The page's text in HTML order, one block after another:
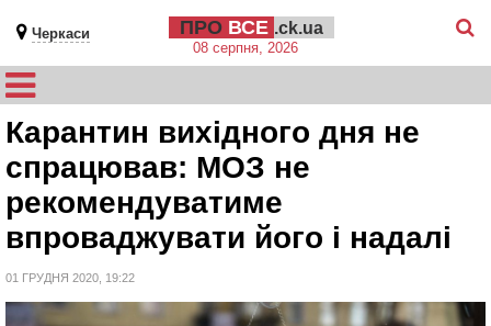
Черкаси ПРО ВСЕ .ck.ua
08 серпня, 2026
Карантин вихідного дня не
спрацював: МОЗ не
рекомендуватиме
впроваджувати його і надалі
01 ГРУДНЯ 2020, 19:22